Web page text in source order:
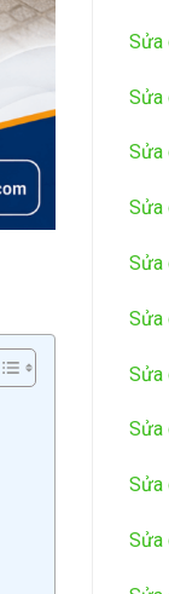
Sửa
Sửa
Sửa
Sửa
Sửa
Sửa
Sửa
Sửa
Sửa
Sửa